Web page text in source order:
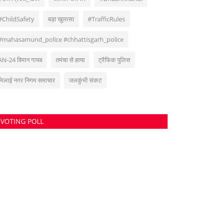
बड़ा खुलासा #TrafficRules
#chhattisgarh_police
24 विमान गायब तमंचा से हत्या ट्रैफिक पुलिस
नगर निगम समाचार जलकुंभी संकट
VOTING POLL